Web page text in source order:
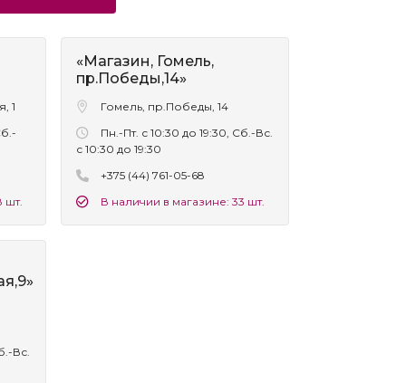
1
шт.
«Магазин, Гомель,
пр.Победы,14»
Гомель, пр.Победы, 14
Пн.-Пт. с 10:30 до 19:30, Сб.-Вс.
с 10:30 до 19:30
+375 (44) 761-05-68
В наличии в магазине: 33 шт.
Вс.